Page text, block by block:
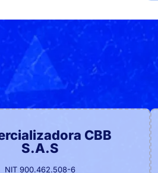
CBB
S.A.S
NIT 900.462.508-6